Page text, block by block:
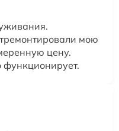
мою
цену.
функционирует.